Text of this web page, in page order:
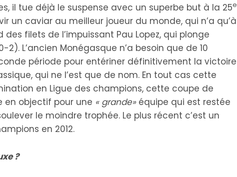
il tue déjà le suspense avec un superbe but à la 25e
un caviar au meilleur joueur du monde, qui n’a qu’à
filets de l’impuissant Pau Lopez, qui plonge
2). L’ancien Monégasque n’a besoin que de 10
période pour entériner définitivement la victoire
qui ne l’est que de nom. En tout cas cette
en Ligue des champions, cette coupe de
en objectif pour une « grande»équipe qui est restée
le moindre trophée. Le plus récent c’est un
en 2012.
?